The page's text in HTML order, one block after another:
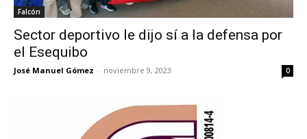
Falcón
Sector deportivo le dijo sí a la defensa por
el Esequibo
José Manuel Gómez - noviembre 9, 2023 0